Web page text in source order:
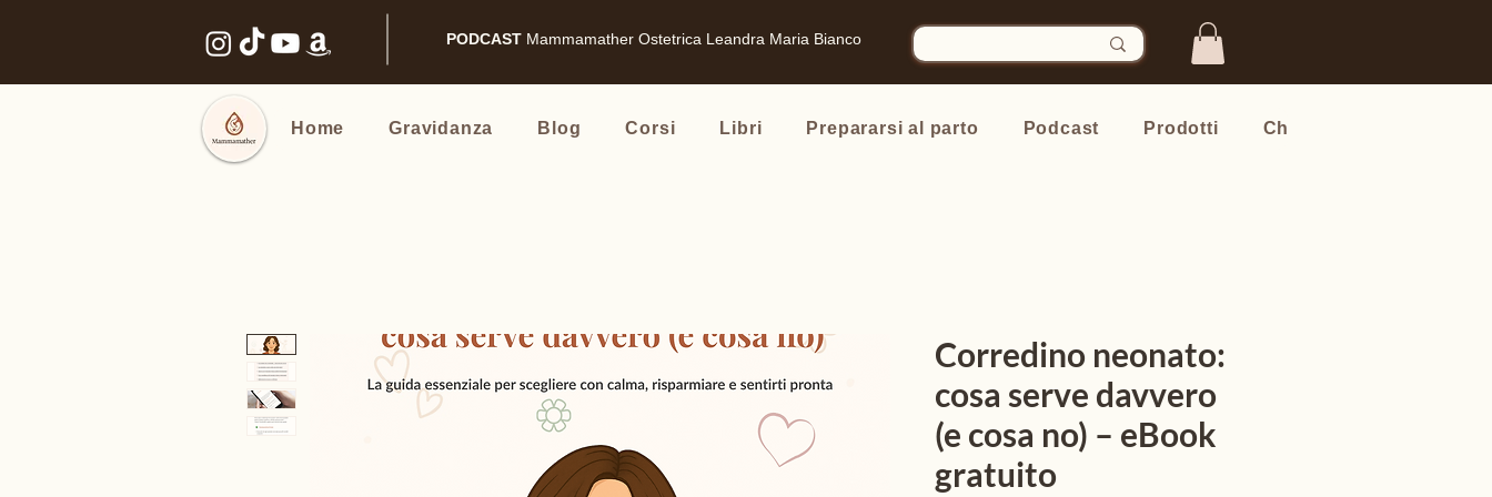
PODCAST Mammamather Ostetrica Leandra Maria Bianco
Home Gravidanza Blog Corsi Libri Prepararsi al parto Podcast Prodotti Chi sono
Corredino neonato:
cosa serve davvero
(e cosa no) – eBook
gratuito